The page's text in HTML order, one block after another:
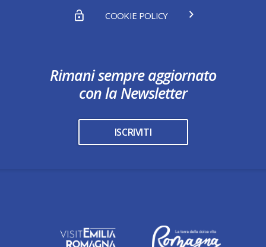
COOKIE POLICY
Rimani sempre aggiornato
con la Newsletter
ISCRIVITI